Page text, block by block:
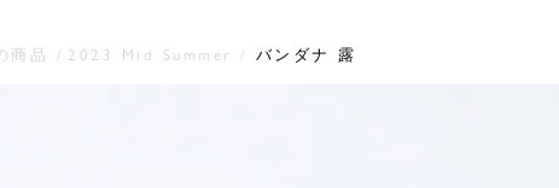
商品 2023 Mid Summer バンダナ 露